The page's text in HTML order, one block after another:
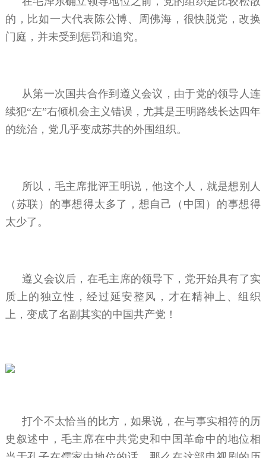
的，比如一大代表陈公博、周佛海，很快脱党，改换
门庭，并未受到惩罚和追究。
从第一次国共合作到遵义会议，由于党的领导人连
续犯“左”右倾机会主义错误，尤其是王明路线长达四年
的统治，党几乎变成苏共的外围组织。
所以，毛主席批评王明说，他这个人，就是想别人
（苏联）的事想得太多了，想自己（中国）的事想得
太少了。
遵义会议后，在毛主席的领导下，党开始具有了实
质上的独立性，经过延安整风，才在精神上、组织
上，变成了名副其实的中国共产党！
打个不太恰当的比方，如果说，在与事实相符的历
史叙述中，毛主席在中共党史和中国革命中的地位相